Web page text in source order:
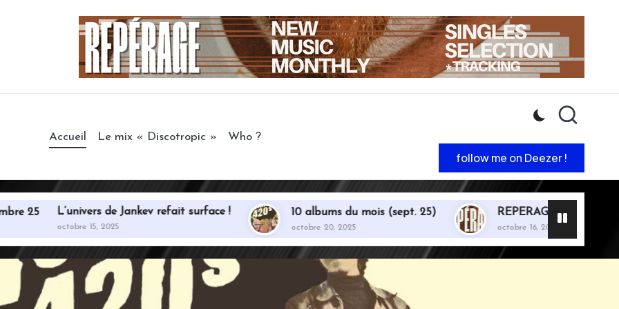
Accueil Le mix « Discotropic » Who ?
follow me on Deezer !
L’univers de Jankev refait surface !
octobre 15, 2025
10 albums du mois (sept. 25)
octobre 20, 2025
REPERAGE : Septembre 25
octobre 16, 2025